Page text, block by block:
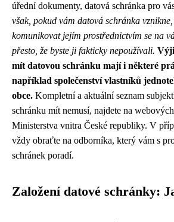
úřední dokumenty, datová schránka pro
však, pokud vám datová schránka
komunikovat jejím prostřednictvím se na
přesto, že byste ji fakticky nepoužívali.
mít datovou schránku mají i některé
například společenství vlastníků
obce. Kompletní a aktuální seznam
schránku mít nemusí, najdete na
Ministerstva vnitra České republiky. V
vždy obraťte na odborníka, který vám s
schránek poradí.
Založení datové schránky: